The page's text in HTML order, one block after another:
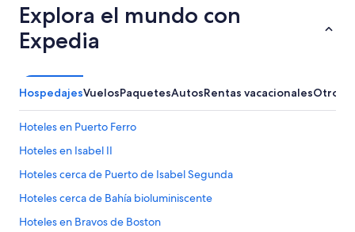
Explora el mundo con
Expedia
HospedajesVuelosPaquetesAutosRentas vacacionalesOtros
Hoteles en Puerto Ferro
Hoteles en Isabel II
Hoteles cerca de Puerto de Isabel Segunda
Hoteles cerca de Bahía bioluminiscente
Hoteles en Bravos de Boston